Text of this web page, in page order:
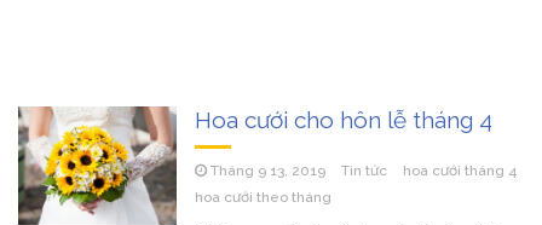
Hoa cưới cho hôn lễ tháng 4
Tháng 9 13, 2019 Tin tức
hoa cưới tháng 4
hoa cưới theo tháng